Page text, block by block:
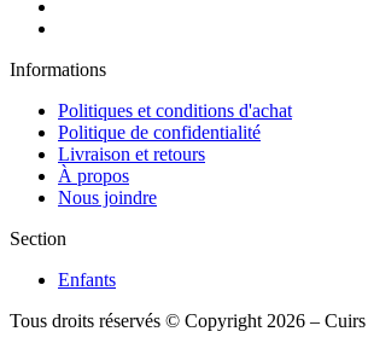
Informations
Politiques et conditions d'achat
Politique de confidentialité
Livraison et retours
À propos
Nous joindre
Section
Enfants
Tous droits réservés © Copyright 2026 –